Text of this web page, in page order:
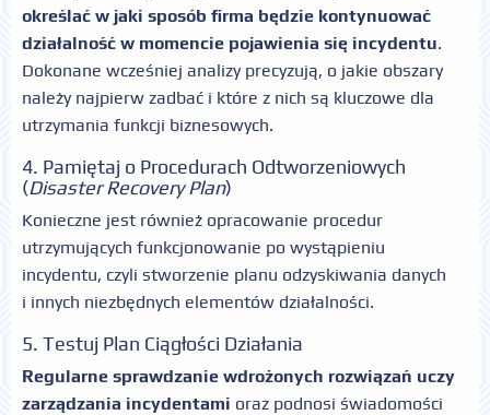
określać w jaki sposób firma będzie kontynuować
działalność w momencie pojawienia się incydentu.
Dokonane wcześniej analizy precyzują, o jakie obszary
należy najpierw zadbać i które z nich są kluczowe dla
utrzymania funkcji biznesowych.
4. Pamiętaj o Procedurach Odtworzeniowych
(Disaster Recovery Plan)
Konieczne jest również opracowanie procedur
utrzymujących funkcjonowanie po wystąpieniu
incydentu, czyli stworzenie planu odzyskiwania danych
i innych niezbędnych elementów działalności.
5. Testuj Plan Ciągłości Działania
Regularne sprawdzanie wdrożonych rozwiązań uczy
zarządzania incydentami oraz podnosi świadomości